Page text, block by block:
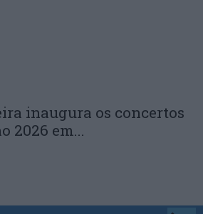
inaugura os concertos
2026 em...